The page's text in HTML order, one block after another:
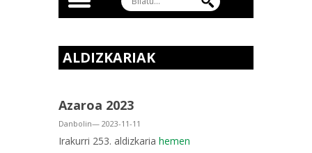
ALDIZKARIAK
Azaroa 2023
Danbolin— 2023-11-11
Irakurri 253. aldizkaria hemen